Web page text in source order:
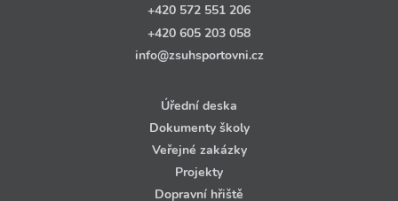
+420 572 551 206
+420 605 203 058
info@zsuhsportovni.cz
Úřední deska
Dokumenty školy
Veřejné zakázky
Projekty
Dopravní hřiště